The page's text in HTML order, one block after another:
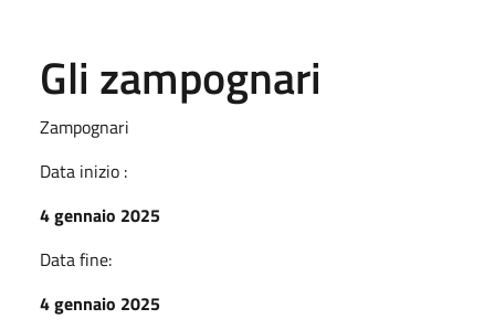
Gli zampognari
Zampognari
Data inizio :
4 gennaio 2025
Data fine:
4 gennaio 2025